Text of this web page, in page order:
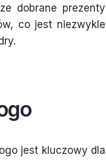
dobrane prezenty
co jest niezwykle
jest kluczowy dla